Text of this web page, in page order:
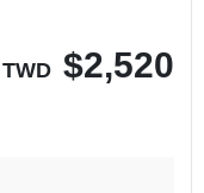
TWD $2,520